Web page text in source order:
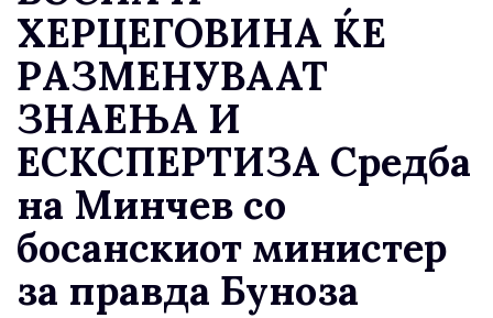
ХЕРЦЕГОВИНА ЌЕ
РАЗМЕНУВААТ
ЗНАЕЊА И
ЕСКСПЕРТИЗА Средба
на Минчев со
босанскиот министер
за правда Буноза